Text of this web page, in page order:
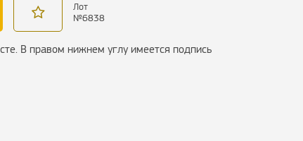
Лот
№6838
В правом нижнем углу имеется подпись